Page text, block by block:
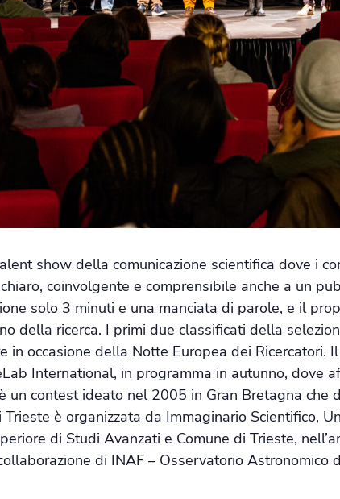
show della comunicazione scientifica dove i
coinvolgente e comprensibile anche a un
solo 3 minuti e una manciata di parole, e il
della ricerca. I primi due classificati della
in occasione della Notte Europea dei Ricercatori.
International, in programma in autunno, dove
un contest ideato nel 2005 in Gran Bretagna che
è organizzata da Immaginario Scientifico,
di Studi Avanzati e Comune di Trieste,
di INAF – Osservatorio Astronomico